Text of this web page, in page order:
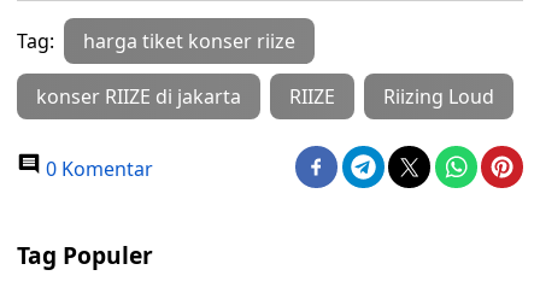
Tag: harga tiket konser riize
konser RIIZE di jakarta RIIZE Riizing Loud
0 Komentar
Tag Populer